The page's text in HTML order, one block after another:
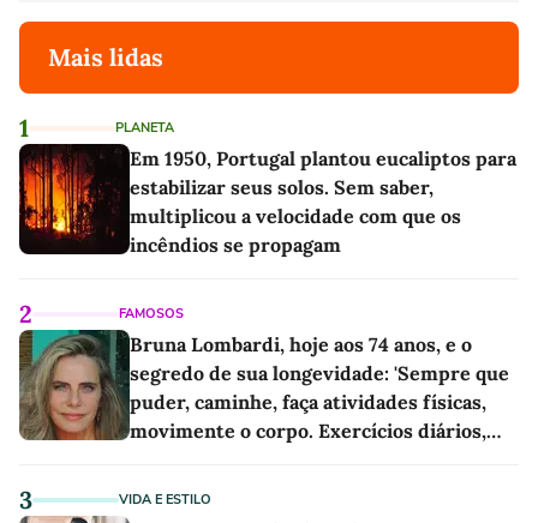
Mais lidas
1 PLANETA
Em 1950, Portugal plantou eucaliptos para
estabilizar seus solos. Sem saber,
multiplicou a velocidade com que os
incêndios se propagam
2 FAMOSOS
Bruna Lombardi, hoje aos 74 anos, e o
segredo de sua longevidade: 'Sempre que
puder, caminhe, faça atividades físicas,
movimente o corpo. Exercícios diários,
3 VIDA E ESTILO